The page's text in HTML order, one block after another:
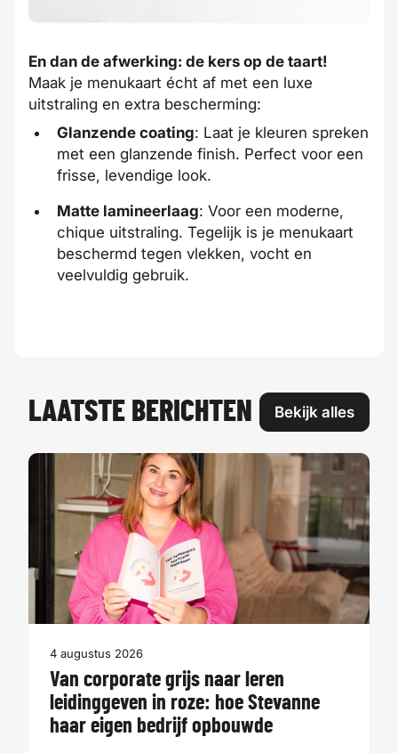
En dan de afwerking: de kers op de taart!
Maak je menukaart écht af met een luxe
uitstraling en extra bescherming:
Glanzende coating: Laat je kleuren spreken
met een glanzende finish. Perfect voor een
frisse, levendige look.
Matte lamineerlaag: Voor een moderne,
chique uitstraling. Tegelijk is je menukaart
beschermd tegen vlekken, vocht en
veelvuldig gebruik.
LAATSTE BERICHTEN Bekijk alles
4 augustus 2026
Van corporate grijs naar leren
leidinggeven in roze: hoe Stevanne
haar eigen bedrijf opbouwde